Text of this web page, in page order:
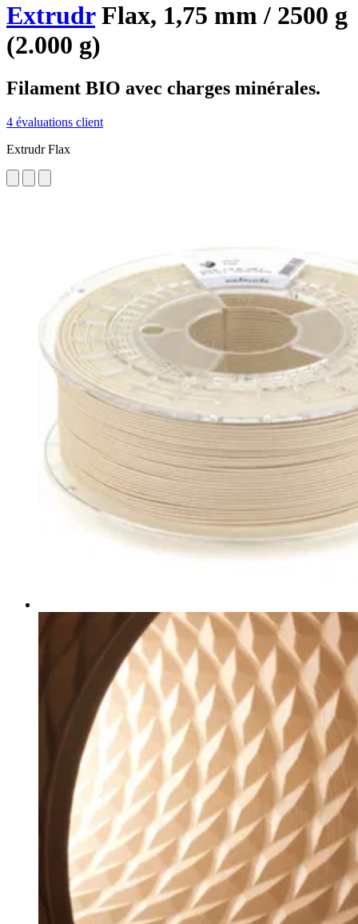
ExtrudrFlax, 1,75 mm / 2500 g
(2.000 g)
Filament BIO avec charges minérales.
4 évaluations client
Extrudr Flax